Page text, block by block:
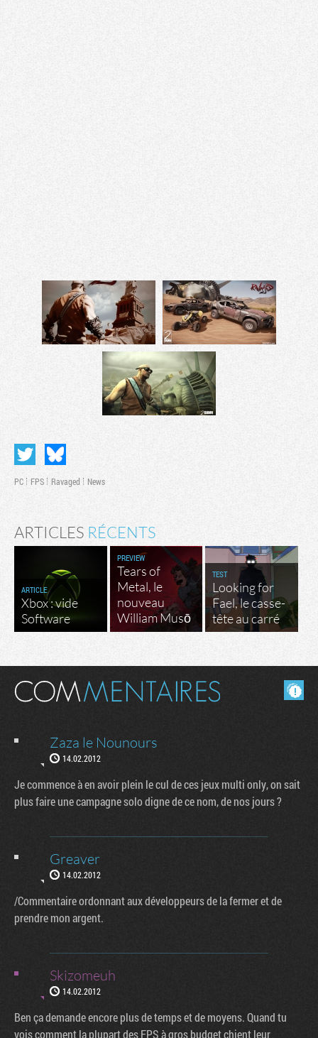
PC FPS Ravaged News
ARTICLES RÉCENTS
ARTICLE
Xbox : vide
Software
PREVIEW
Tears of
Metal, le
nouveau
William Musō
TEST
Looking for
Fael, le casse-
tête au carré
Masquer les commentaires lus.
Zaza le Nounours
14.02.2012
Je commence à en avoir plein le cul de ces jeux multi only, on sait
plus faire une campagne solo digne de ce nom, de nos jours ?
Greaver
14.02.2012
/Commentaire ordonnant aux développeurs de la fermer et de
prendre mon argent.
Skizomeuh
14.02.2012
Ben ça demande encore plus de temps et de moyens. Quand tu
vois comment la plupart des FPS à gros budget chient leur